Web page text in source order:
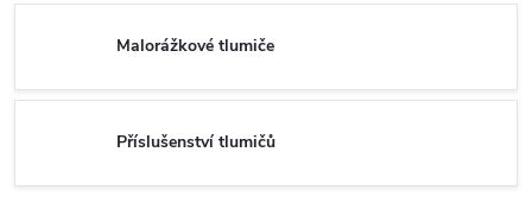
Malorážkové tlumiče
Příslušenství tlumičů